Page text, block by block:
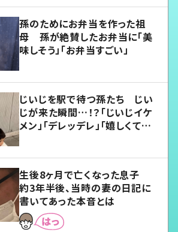
孫のためにお弁当を作った祖
母 孫が絶賛したお弁当に「美
味しそう」「お弁当すごい」
じいじを駅で待つ孫たち じい
じが来た瞬間…！？「じいじイケ
メン」「デレッデレ」「嬉しくて可
生後8ヶ月で亡くなった息子
約3年半後、当時の妻の日記に
書いてあった本音とは